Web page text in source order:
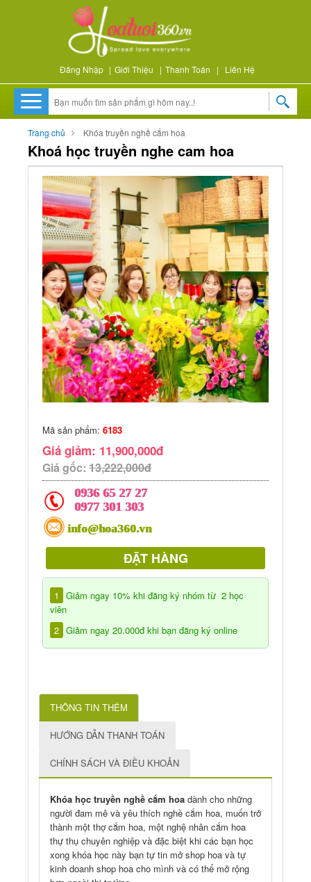
Đăng Nhập | Giới Thiệu | Thanh Toán | Liên Hệ
Trang chủ Khóa truyền nghề cắm hoa
Khoá học truyền nghe cam hoa
Mã sản phẩm: 6183
Giá giảm: 11,900,000đ
Giá gốc: 13,222,000đ
0936 65 27 27
0977 301 303
info@hoa360.vn
ĐẶT HÀNG
1
Giảm ngay 10% khi đăng ký nhóm từ 2 học
viên
2 Giảm ngay 20.000đ khi bạn đăng ký online
THÔNG TIN THÊM
HƯỚNG DẪN THANH TOÁN
CHÍNH SÁCH VÀ ĐIỀU KHOẢN
Khóa học truyền nghề cắm hoa dành cho những
người đam mê và yêu thích nghề cắm hoa, muốn trở
thành một thợ cắm hoa, một nghệ nhân cắm hoa
thự thụ chuyên nghiệp và đặc biệt khi các bạn học
xong khóa học này bạn tự tin mở shop hoa và tự
kinh doanh shop hoa cho mình và có thể mở rộng